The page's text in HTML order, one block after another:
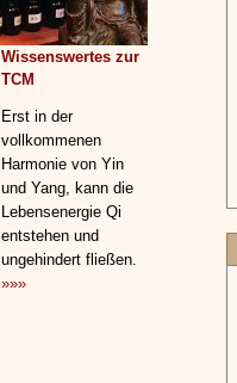
Wissenswertes zur
TCM
Erst in der
vollkommenen
Harmonie von Yin
und Yang, kann die
Lebensenergie Qi
entstehen und
ungehindert fließen.
»»»